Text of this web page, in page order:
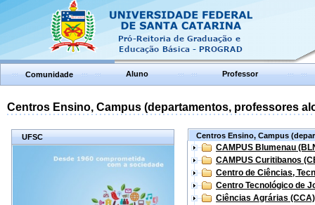
Comunidade Aluno Professor
Centros Ensino, Campus (departamentos, professores
UFSC Centros Ensino, Campus
CAMPUS Blumenau
CAMPUS Curitibanos
Centro de Ciências,
Centro Tecnológico de
Ciências Agrárias (CCA)